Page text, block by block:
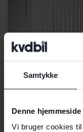
Samtykke
Denne
Vi bruger cookies